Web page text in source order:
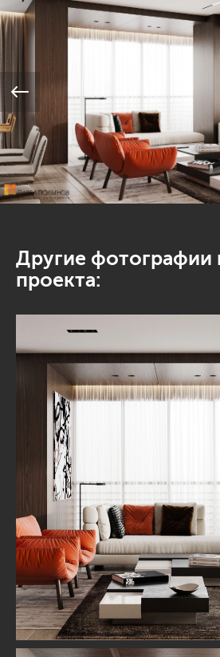
Другие фотографии
проекта: